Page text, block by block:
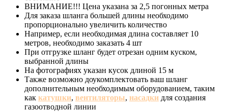
ВНИМАНИЕ!!! Цена указана за 2,5 погонных метра
Для заказа шланга большей длины необходимо
пропорционально увеличить количество
Например, если необходимая длина составляет 10
метров, необходимо заказать 4 шт
При отгрузке шланг будет отрезан одним куском,
выбранной длины
На фотографиях указан кусок длиной 15 м
Также возможно доукомплектовать ваш шланг
дополнительным необходимым оборудованием, таким
как катушки, вентиляторы, насадки для создания
газоотводной линии